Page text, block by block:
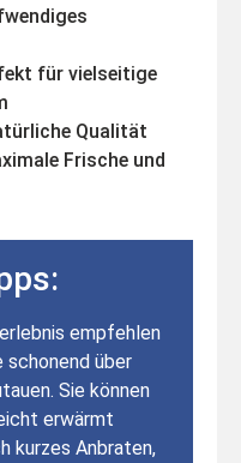
für vielseitige
Qualität
Frische und
empfehlen
schonend über
Sie können
erwärmt
kurzes Anbraten,